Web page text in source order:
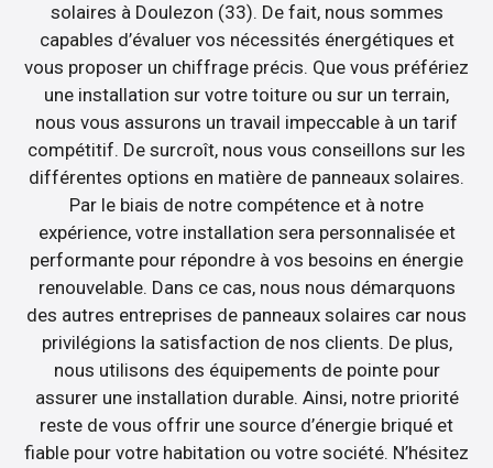
solaires à Doulezon (33). De fait, nous sommes
capables d’évaluer vos nécessités énergétiques et
vous proposer un chiffrage précis. Que vous préfériez
une installation sur votre toiture ou sur un terrain,
nous vous assurons un travail impeccable à un tarif
compétitif. De surcroît, nous vous conseillons sur les
différentes options en matière de panneaux solaires.
Par le biais de notre compétence et à notre
expérience, votre installation sera personnalisée et
performante pour répondre à vos besoins en énergie
renouvelable. Dans ce cas, nous nous démarquons
des autres entreprises de panneaux solaires car nous
privilégions la satisfaction de nos clients. De plus,
nous utilisons des équipements de pointe pour
assurer une installation durable. Ainsi, notre priorité
reste de vous offrir une source d’énergie briqué et
fiable pour votre habitation ou votre société. N’hésitez